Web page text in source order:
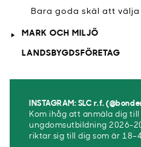
Bara goda skäl att
MARK OCH MILJÖ
LANDSBYGDSFÖRETAG
INSTAGRAM: SLC r.f.
Kom ihåg att anmäla dig till
ungdomsutbildning 2026-
riktar sig till dig som är